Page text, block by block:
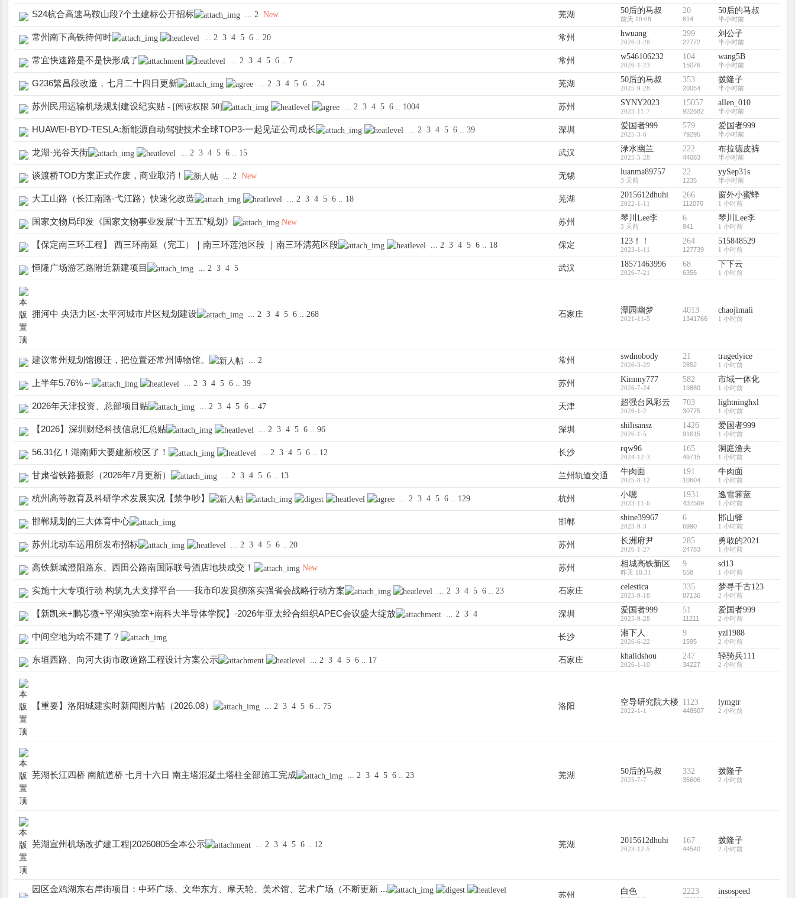
S24杭合高速马鞍山段7个土建标公开招标 ... 2 New 芜湖 50后的马叔
前天 10:08
20
614
50后的马叔
半小时前
常州南下高铁待何时 ... 2 3 4 5 6 .. 20 常州 hwuang
2026-3-28
299
22772
刘公子
半小时前
常宜快速路是不是快形成了 ... 2 3 4 5 6 .. 7 常州 w546106232
2026-1-23
104
15076
wang5B
半小时前
G236繁昌段改造，七月二十四日更新 ... 2 3 4 5 6 .. 24 芜湖 50后的马叔
2025-9-28
353
20054
拨隆子
半小时前
苏州民用运输机场规划建设纪实贴 - [阅读权限50] ... 2 3 4 5 6 .. 1004 苏州 SYNY2023
2023-11-7
15057
922682
allen_010
半小时前
HUAWEI-BYD-TESLA:新能源自动驾驶技术全球TOP3-一起见证公司成长 ... 2 3 4 5 6 .. 39 深圳 爱国者999
2025-3-6
579
79295
爱国者999
半小时前
龙湖·光谷天街 ... 2 3 4 5 6 .. 15 武汉 渌水幽兰
2025-5-28
222
44083
布拉德皮裤
半小时前
谈渡桥TOD方案正式作废，商业取消！ ... 2 New 无锡 luanma89757
3 天前
22
1235
yySep31s
半小时前
大工山路（长江南路-弋江路）快速化改造 ... 2 3 4 5 6 .. 18 芜湖 2015612dhuhi
2022-1-11
266
112070
窗外小蜜蜂
1 小时前
国家文物局印发《国家文物事业发展“十五五”规划》 New 苏州 琴川Lee李
3 天前
6
841
琴川Lee李
1 小时前
【保定南三环工程】 西三环南延（完工）｜南三环莲池区段 ｜南三环清苑区段 ... 2 3 4 5 6 .. 18 保定 123！！
2023-1-11
264
127739
515848529
1 小时前
恒隆广场游艺路附近新建项目 ... 2 3 4 5 武汉 18571463996
2026-7-21
68
6356
下下云
1 小时前
拥河中 央活力区-太平河城市片区规划建设 ... 2 3 4 5 6 .. 268 石家庄 潭园幽梦
2021-11-5
4013
1341766
chaojimali
1 小时前
建议常州规划馆搬迁，把位置还常州博物馆。 ... 2 常州 swdnobody
2026-3-29
21
2852
tragedyice
1 小时前
上半年5.76%～ ... 2 3 4 5 6 .. 39 苏州 Kimmy777
2026-7-24
582
19880
市域一体化
1 小时前
2026年天津投资、总部项目贴 ... 2 3 4 5 6 .. 47 天津 超强台风彩云
2026-1-2
703
30775
lightninghxl
1 小时前
【2026】深圳财经科技信息汇总贴 ... 2 3 4 5 6 .. 96 深圳 shilisansz
2026-1-5
1426
91615
爱国者999
1 小时前
56.31亿！湖南师大要建新校区了！ ... 2 3 4 5 6 .. 12 长沙 rqw96
2024-12-3
165
49715
洞庭渔夫
1 小时前
甘肃省铁路摄影（2026年7月更新） ... 2 3 4 5 6 .. 13 兰州轨道交通 牛肉面
2025-8-12
191
10604
牛肉面
1 小时前
杭州高等教育及科研学术发展实况【禁争吵】 ... 2 3 4 5 6 .. 129 杭州 小嗯
2023-11-6
1931
437569
逸雪霁蓝
1 小时前
邯郸规划的三大体育中心 邯郸 shine39967
2023-9-3
6
6990
邯山驿
1 小时前
苏州北动车运用所发布招标 ... 2 3 4 5 6 .. 20 苏州 长洲府尹
2026-1-27
285
24783
勇敢的2021
1 小时前
高铁新城澄阳路东、西田公路南国际联号酒店地块成交！ New 苏州 相城高铁新区
昨天 18:31
9
558
sd13
1 小时前
实施十大专项行动 构筑九大支撑平台——我市印发贯彻落实强省会战略行动方案 ... 2 3 4 5 6 .. 23 石家庄 celestica
2023-9-18
335
87136
梦寻千古123
2 小时前
【新凯来+鹏芯微+平湖实验室+南科大半导体学院】-2026年亚太经合组织APEC会议盛大绽放 ... 2 3 4 深圳 爱国者999
2025-9-28
51
11211
爱国者999
2 小时前
中间空地为啥不建了？ 长沙 湘下人
2026-6-22
9
1595
yzl1988
2 小时前
东垣西路、向河大街市政道路工程设计方案公示 ... 2 3 4 5 6 .. 17 石家庄 khalidshou
2026-1-10
247
34227
轻骑兵111
2 小时前
【重要】洛阳城建实时新闻图片帖（2026.08） ... 2 3 4 5 6 .. 75 洛阳 空导研究院大楼
2022-1-1
1123
448507
lymgtr
2 小时前
芜湖长江四桥 南航道桥 七月十六日 南主塔混凝土塔柱全部施工完成 ... 2 3 4 5 6 .. 23 芜湖 50后的马叔
2025-7-7
332
35606
拨隆子
2 小时前
芜湖宣州机场改扩建工程|20260805全本公示 ... 2 3 4 5 6 .. 12 芜湖 2015612dhuhi
2023-12-5
167
44540
拨隆子
2 小时前
园区金鸡湖东右岸街项目：中环广场、文华东方、摩天轮、美术馆、艺术广场（不断更新 ...
苏州 白色 2223 insospeed